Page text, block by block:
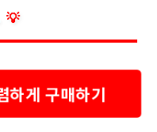
💡
하게 구매하기